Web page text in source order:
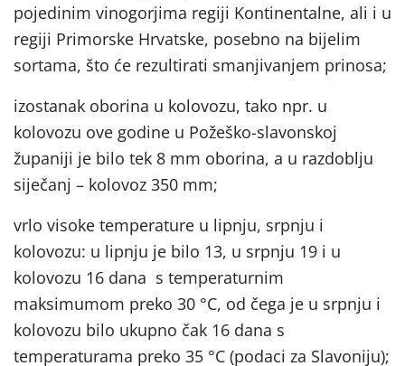
pojedinim vinogorjima regiji Kontinentalne, ali i u
regiji Primorske Hrvatske, posebno na bijelim
sortama, što će rezultirati smanjivanjem prinosa;
izostanak oborina u kolovozu, tako npr. u
kolovozu ove godine u Požeško-slavonskoj
županiji je bilo tek 8 mm oborina, a u razdoblju
siječanj – kolovoz 350 mm;
vrlo visoke temperature u lipnju, srpnju i
kolovozu: u lipnju je bilo 13, u srpnju 19 i u
kolovozu 16 dana s temperaturnim
maksimumom preko 30 °C, od čega je u srpnju i
kolovozu bilo ukupno čak 16 dana s
temperaturama preko 35 °C (podaci za Slavoniju);